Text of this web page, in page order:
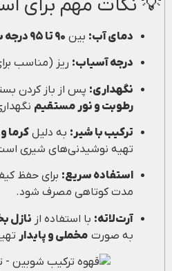
💡 نکات مهم برای
دمای آب: بین ۹۰ تا ۹۵ درجه سانتی‌گراد
درجه آسیاب: ریز (مناسب
نگهداری: پس از باز کردن
رطوبت و نور مستقیم
ترکیب با شیر: به دلیل کرما
تهیه نوشیدنی‌های شیری
استفاده سریع: برای حفظ
مدت کوتاهی مصرف شود.
آرت‌لاته: با استفاده از نازل
به صورت مخملی و پایدار